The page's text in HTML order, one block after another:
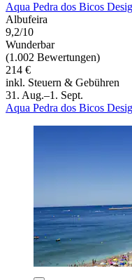
Aqua Pedra dos Bicos
Albufeira
9,2/10
Wunderbar
(1.002 Bewertungen)
214 €
inkl. Steuern & Gebühren
31. Aug.–1. Sept.
Aqua Pedra dos Bicos